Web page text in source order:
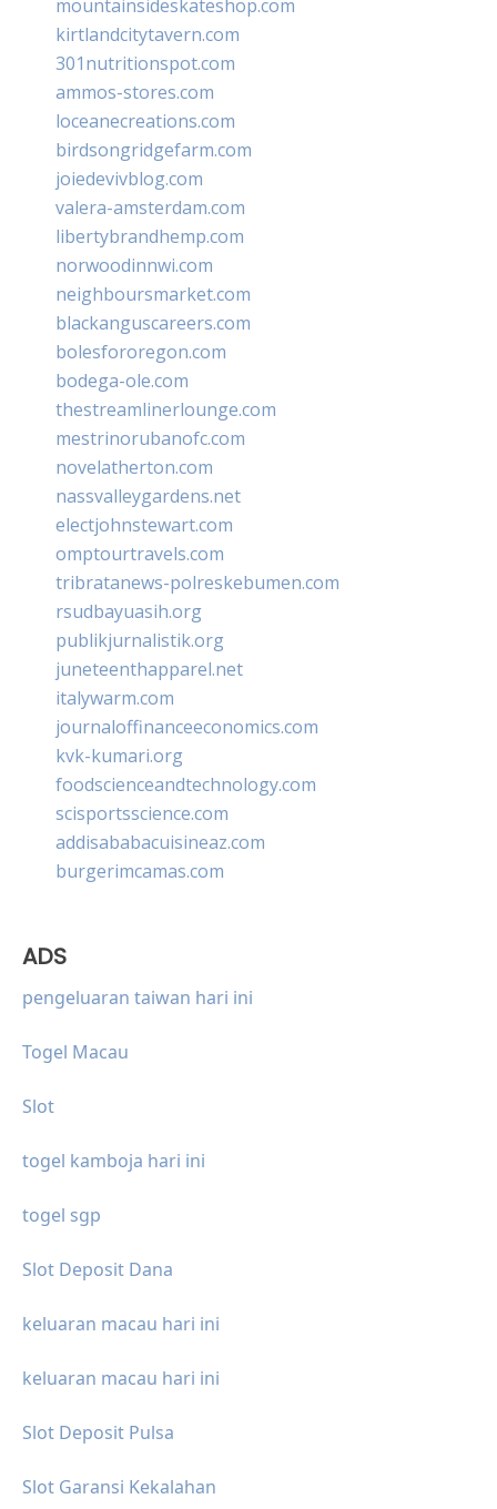
mountainsideskateshop.com
kirtlandcitytavern.com
301nutritionspot.com
ammos-stores.com
loceanecreations.com
birdsongridgefarm.com
joiedevivblog.com
valera-amsterdam.com
libertybrandhemp.com
norwoodinnwi.com
neighboursmarket.com
blackanguscareers.com
bolesfororegon.com
bodega-ole.com
thestreamlinerlounge.com
mestrinorubanofc.com
novelatherton.com
nassvalleygardens.net
electjohnstewart.com
omptourtravels.com
tribratanews-polreskebumen.com
rsudbayuasih.org
publikjurnalistik.org
juneteenthapparel.net
italywarm.com
journaloffinanceeconomics.com
kvk-kumari.org
foodscienceandtechnology.com
scisportsscience.com
addisababacuisineaz.com
burgerimcamas.com
ADS
pengeluaran taiwan hari ini
Togel Macau
Slot
togel kamboja hari ini
togel sgp
Slot Deposit Dana
keluaran macau hari ini
keluaran macau hari ini
Slot Deposit Pulsa
Slot Garansi Kekalahan